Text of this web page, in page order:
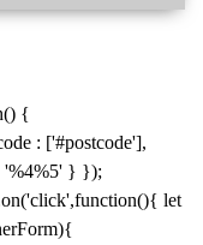
{
: ['#postcode'],
'%4%5' } });
let